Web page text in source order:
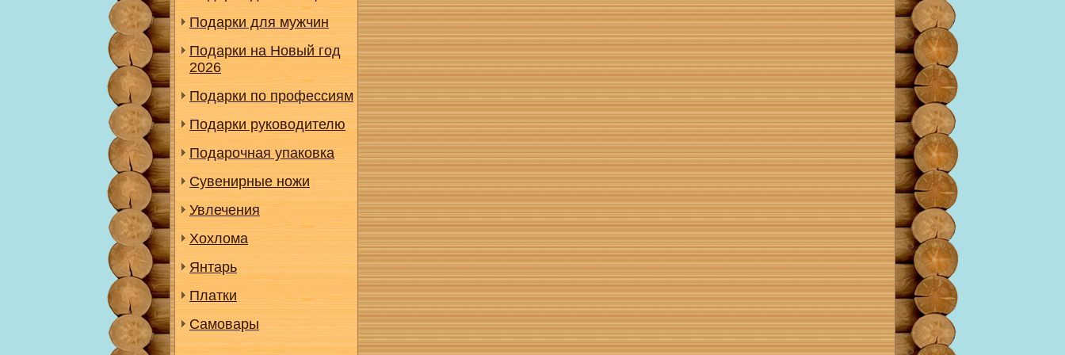
Подарки для мужчин
Подарки на Новый год
2026
Подарки по профессиям
Подарки руководителю
Подарочная упаковка
Сувенирные ножи
Увлечения
Хохлома
Янтарь
Платки
Самовары